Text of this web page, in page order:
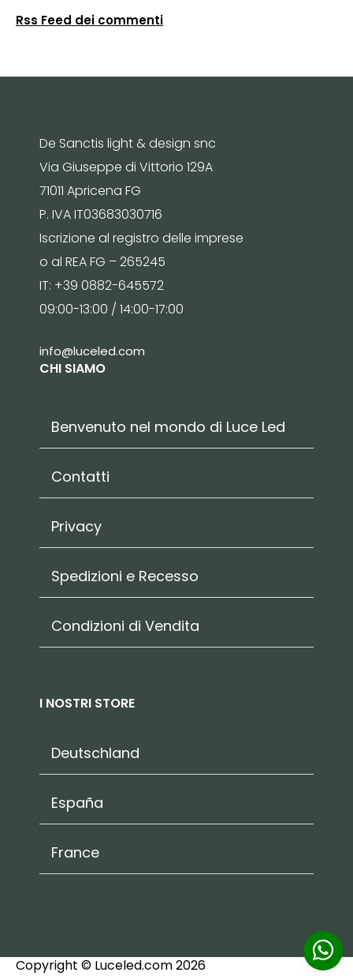
Rss Feed dei commenti
De Sanctis light & design snc
Via Giuseppe di Vittorio 129A
71011 Apricena FG
P. IVA IT03683030716
Iscrizione al registro delle imprese
o al REA FG – 265245
IT: +39 0882-645572
09:00-13:00 / 14:00-17:00
info@luceled.com
CHI SIAMO
Benvenuto nel mondo di Luce Led
Contatti
Privacy
Spedizioni e Recesso
Condizioni di Vendita
I NOSTRI STORE
Deutschland
España
France
Copyright © Luceled.com 2026